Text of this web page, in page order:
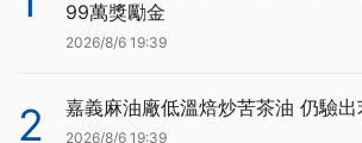
99萬獎勵金
2026/8/6 19:39
2 嘉義麻油廠低溫焙炒苦茶油 仍驗
2026/8/6 19:39